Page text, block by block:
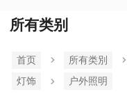
所有类别
首页 所有类別
灯饰
户外照明